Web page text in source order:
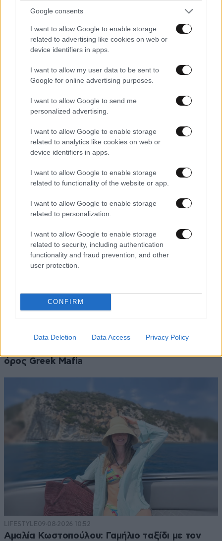
Google consents
I want to allow Google to enable storage
related to advertising like cookies on web or
device identifiers in apps.
I want to allow my user data to be sent to
Google for online advertising purposes.
I want to allow Google to send me
personalized advertising.
I want to allow Google to enable storage
related to analytics like cookies on web or
device identifiers in apps.
I want to allow Google to enable storage
related to functionality of the website or app.
I want to allow Google to enable storage
related to personalization.
I want to allow Google to enable storage
related to security, including authentication
functionality and fraud prevention, and other
user protection.
CONFIRM
Data Deletion Data Access Privacy Policy
09·08·2026 09:30
Οι 5 ασκήσεις που πρέπει να κάνετε για μια ζωή
με δύναμη και αυτονομία – Ένα απλό αλλά
ιδανικό πρόγραμμα καθώς μεγαλώνετε
Η αυτοκρατορία του «Έντικ» και ο «μεγάλος»
όρος Greek Mafia
LIFESTYLE09·08·2026 10:52
Αμαλία Κωστοπούλου: Γαμήλιο ταξίδι με τον